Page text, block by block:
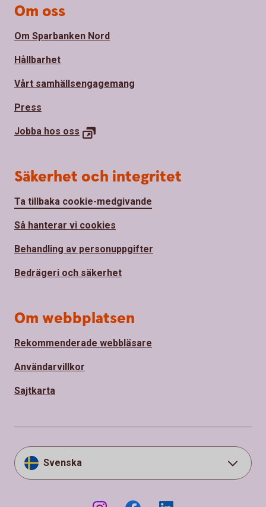
Om oss
Om Sparbanken Nord
Hållbarhet
Vårt samhällsengagemang
Press
Jobba hos oss
Säkerhet och integritet
Ta tillbaka cookie-medgivande
Så hanterar vi cookies
Behandling av personuppgifter
Bedrägeri och säkerhet
Om webbplatsen
Rekommenderade webbläsare
Användarvillkor
Sajtkarta
Svenska